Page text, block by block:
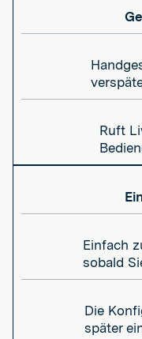
Ruft
Einfach
sobald
Die
später